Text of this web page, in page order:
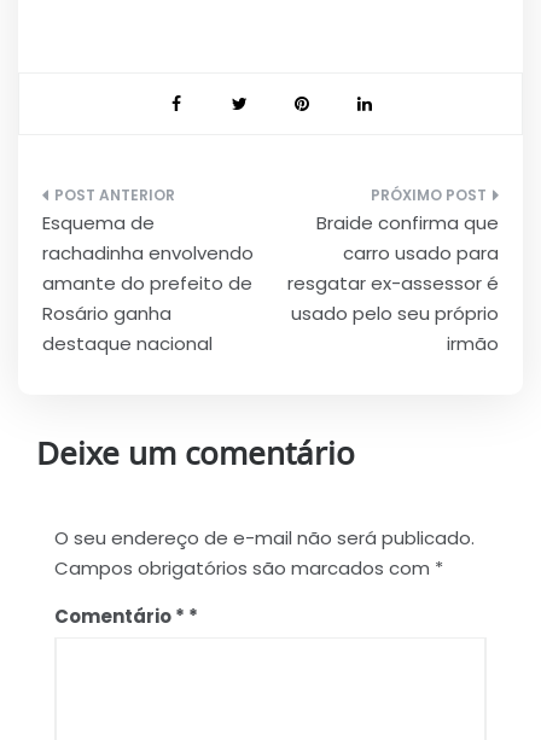
Navegação
de
Post
Esquema de
rachadinha envolvendo
amante do prefeito de
Rosário ganha
destaque nacional
Braide confirma que
carro usado para
resgatar ex-assessor é
usado pelo seu próprio
irmão
Deixe um comentário
O seu endereço de e-mail não será publicado.
Campos obrigatórios são marcados com *
Comentário*